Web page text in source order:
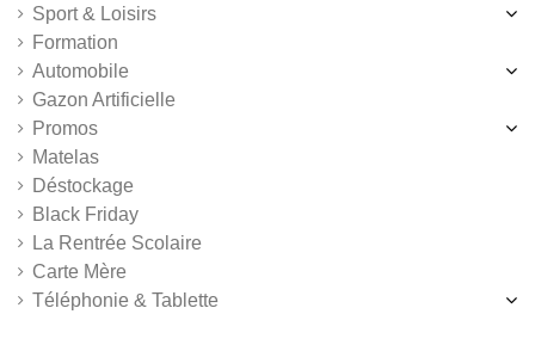
Sport & Loisirs
Formation
Automobile
Gazon Artificielle
Promos
Matelas
Déstockage
Black Friday
La Rentrée Scolaire
Carte Mère
Téléphonie & Tablette